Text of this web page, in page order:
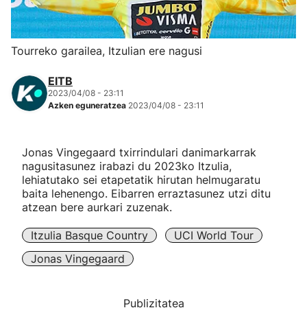
Herri-kirolak
Eskubaloia
Kirolak 360
Mendi-lasterketak
Kirol gehiago
"Helmuga"
Tourreko garailea, Itzulian ere nagusi
EITB
2023/04/08 - 23:11
Azken eguneratzea 2023/04/08 - 23:11
Jonas Vingegaard txirrindulari danimarkarrak
nagusitasunez irabazi du 2023ko Itzulia,
lehiatutako sei etapetatik hirutan helmugaratu
baita lehenengo. Eibarren erraztasunez utzi ditu
atzean bere aurkari zuzenak.
Itzulia Basque Country
UCI World Tour
Jonas Vingegaard
Publizitatea